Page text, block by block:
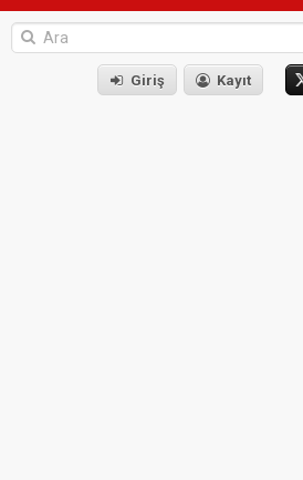
Giriş Kayıt